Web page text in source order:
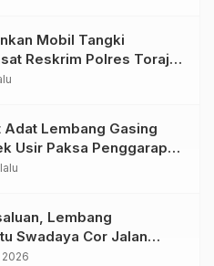
Mobil Tangki
Reskrim Polres Toraja
Hukum Berjalan
Adat Lembang Gasing
Usir Paksa Penggarap
Hutan
Lembang
Swadaya Cor Jalan